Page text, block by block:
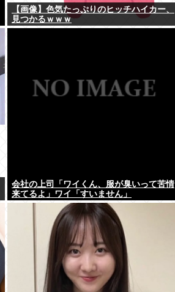
【画像】色気たっぷりのヒッチハイカー、
見つかるｗｗｗ
会社の上司「ワイくん、服が臭いって苦情
来てるよ」ワイ「すいません」